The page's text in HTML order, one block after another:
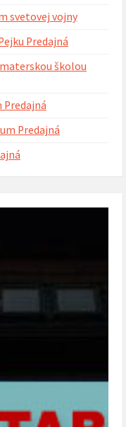
svetovej vojny
Predajná
školou
Predajná
Predajná